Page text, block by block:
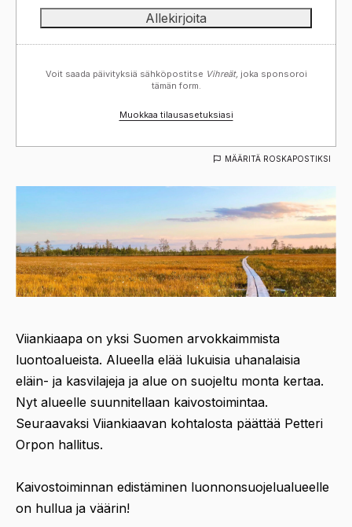
Voit saada päivityksiä sähköpostitse Vihreät, joka sponsoroi
tämän form.
Muokkaa tilausasetuksiasi
MÄÄRITÄ ROSKAPOSTIKSI
Viiankiaapa on yksi Suomen arvokkaimmista
luontoalueista. Alueella elää lukuisia uhanalaisia
eläin- ja kasvilajeja ja alue on suojeltu monta kertaa.
Nyt alueelle suunnitellaan kaivostoimintaa.
Seuraavaksi Viiankiaavan kohtalosta päättää Petteri
Orpon hallitus.
Kaivostoiminnan edistäminen luonnonsuojelualueelle
on hullua ja väärin!